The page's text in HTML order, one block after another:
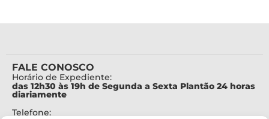
FALE CONOSCO
Horário de Expediente:
das 12h30 às 19h de Segunda a Sexta Plantão 24 horas
diariamente
Telefone: